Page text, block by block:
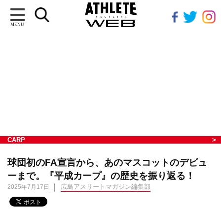
MENU
CARP
球団初のFA宣言から、あのマスコットのデビュ
ーまで。『平成カープ』の歴史を振り返る！
2025年7月17日 広島アスリートマガジン編集部